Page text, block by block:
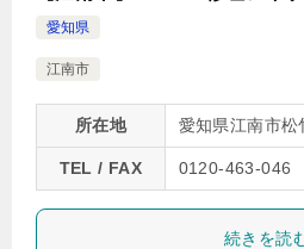
愛知県
江南市
所在地 愛知県江南市
TEL / FAX 0120-463-046
続きを読